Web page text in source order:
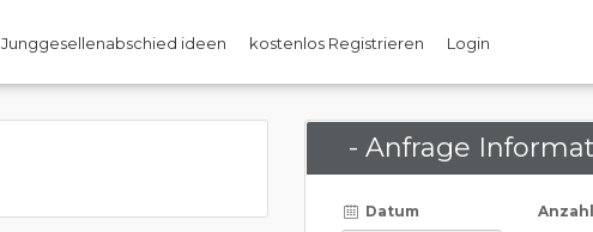
Junggesellenabschied ideen kostenlos Registrieren Login
- Anfrage
Datum
Anzahl